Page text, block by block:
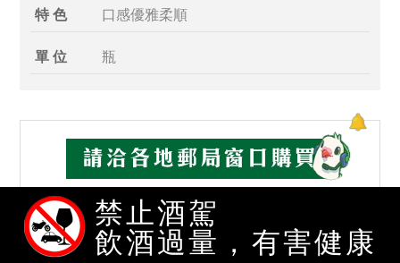
特 色 口感優雅柔順
單 位 瓶
禁止酒駕
飲酒過量，有害健康